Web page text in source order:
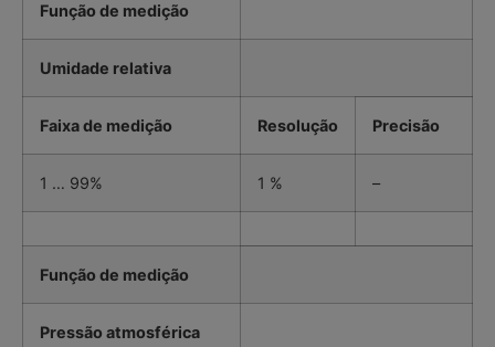
Função de medição
Umidade relativa
Faixa de medição Resolução Precisão
1 … 99% 1 % –
Função de medição
Pressão atmosférica